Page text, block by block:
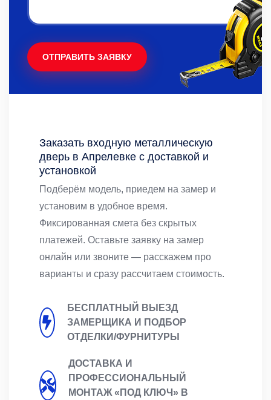
Заказать входную металлическую
дверь в Апрелевке с доставкой и
установкой
Подберём модель, приедем на замер и
установим в удобное время.
Фиксированная смета без скрытых
платежей. Оставьте заявку на замер
онлайн или звоните — расскажем про
варианты и сразу рассчитаем стоимость.
БЕСПЛАТНЫЙ ВЫЕЗД
ЗАМЕРЩИКА И ПОДБОР
ОТДЕЛКИ/ФУРНИТУРЫ
ДОСТАВКА И
ПРОФЕССИОНАЛЬНЫЙ
МОНТАЖ «ПОД КЛЮЧ» В
ОТПРАВИТЬ ЗАЯВКУ